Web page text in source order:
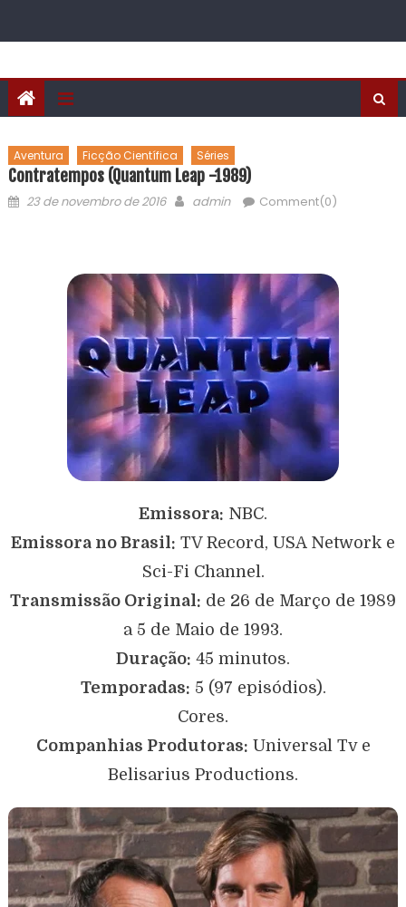
Aventura Ficção Científica Séries
Contratempos (Quantum Leap -1989)
23 de novembro de 2016 admin Comment(0)
Emissora: NBC.
Emissora no Brasil: TV Record, USA Network e
Sci-Fi Channel.
Transmissão Original: de 26 de Março de 1989
a 5 de Maio de 1993.
Duração: 45 minutos.
Temporadas: 5 (97 episódios).
Cores.
Companhias Produtoras: Universal Tv e
Belisarius Productions.